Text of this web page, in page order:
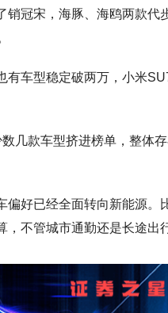
销冠宋，海豚、海鸥两款
有车型稳定破两万，小米
几款车型挤进榜单，整体
偏好已经全面转向新能源
不管城市通勤还是长途出